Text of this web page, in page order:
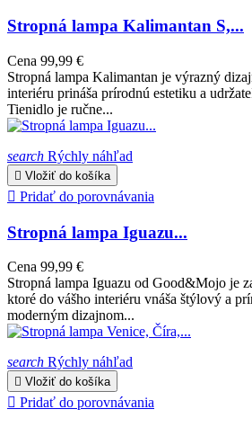
Stropná lampa Kalimantan S,...
Cena 99,99 €
Stropná lampa Kalimantan je výrazný
interiéru prináša prírodnú estetiku a
Tienidlo je ručne...
search Rýchly náhľad
 Vložiť do košíka
 Pridať do porovnávania
Stropná lampa Iguazu...
Cena 99,99 €
Stropná lampa Iguazu od Good&Mojo je
ktoré do vášho interiéru vnáša štýlový a
moderným dizajnom...
search Rýchly náhľad
 Vložiť do košíka
 Pridať do porovnávania